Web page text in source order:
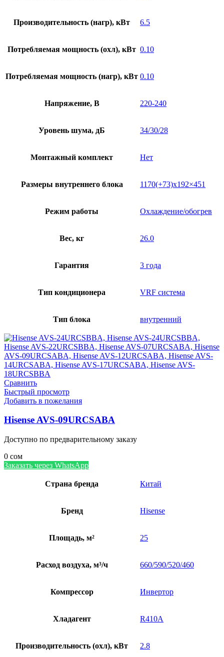
Производительность (нагр), кВт 6.5
Потребляемая мощность (охл), кВт 0.10
Потребляемая мощность (нагр), кВт 0.10
Напряжение, В 220-240
Уровень шума, дБ 34/30/28
Монтажный комплект Нет
Размеры внутреннего блока 1170(+73)х192×451
Режим работы Охлаждение/обогрев
Вес, кг 26.0
Гарантия 3 года
Тип кондиционера VRF система
Тип блока внутренний
Сравнить
Быстрый просмотр
Добавить в пожелания
Hisense AVS-09URCSABA
Доступно по предварительному заказу
0 сом
Заказать через WhatsApp
Страна бренда Китай
Бренд Hisense
Площадь, м² 25
Расход воздуха, м³/ч 660/590/520/460
Компрессор Инвертор
Хладагент R410A
Производительность (охл), кВт 2.8